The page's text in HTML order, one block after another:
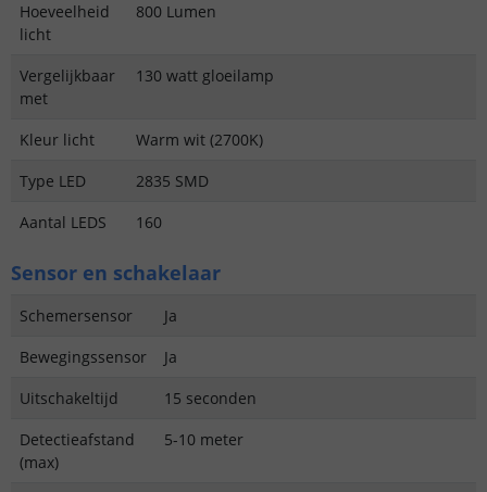
Hoeveelheid
licht
800 Lumen
Vergelijkbaar
met
130 watt gloeilamp
Kleur licht
Warm wit (2700K)
Type LED
2835 SMD
Aantal LEDS
160
Sensor en schakelaar
Schemersensor
Ja
Bewegingssensor
Ja
Uitschakeltijd
15 seconden
Detectieafstand
(max)
5-10 meter